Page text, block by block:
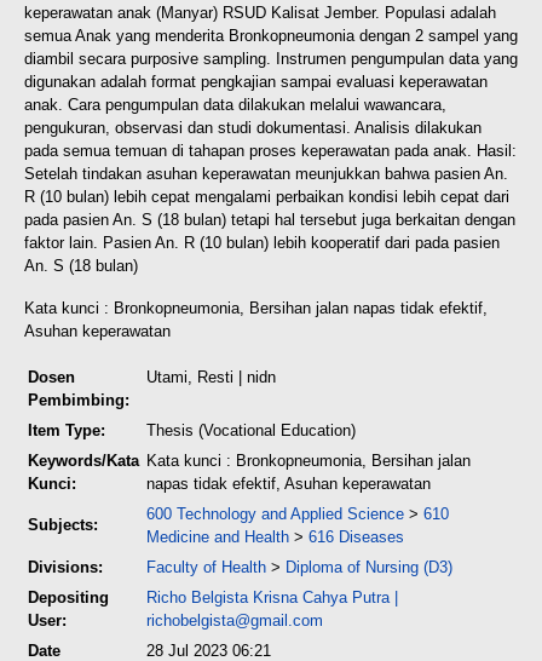
keperawatan anak (Manyar) RSUD Kalisat Jember. Populasi adalah
semua Anak yang menderita Bronkopneumonia dengan 2 sampel yang
diambil secara purposive sampling. Instrumen pengumpulan data yang
digunakan adalah format pengkajian sampai evaluasi keperawatan
anak. Cara pengumpulan data dilakukan melalui wawancara,
pengukuran, observasi dan studi dokumentasi. Analisis dilakukan
pada semua temuan di tahapan proses keperawatan pada anak. Hasil:
Setelah tindakan asuhan keperawatan meunjukkan bahwa pasien An.
R (10 bulan) lebih cepat mengalami perbaikan kondisi lebih cepat dari
pada pasien An. S (18 bulan) tetapi hal tersebut juga berkaitan dengan
faktor lain. Pasien An. R (10 bulan) lebih kooperatif dari pada pasien
An. S (18 bulan)
Kata kunci : Bronkopneumonia, Bersihan jalan napas tidak efektif,
Asuhan keperawatan
Dosen
Pembimbing:
Utami, Resti | nidn
Item Type:
Thesis (Vocational Education)
Keywords/Kata
Kunci:
Kata kunci : Bronkopneumonia, Bersihan jalan
napas tidak efektif, Asuhan keperawatan
Subjects:
600 Technology and Applied Science > 610
Medicine and Health > 616 Diseases
Divisions:
Faculty of Health > Diploma of Nursing (D3)
Depositing
User:
Richo Belgista Krisna Cahya Putra |
richobelgista@gmail.com
Date
28 Jul 2023 06:21